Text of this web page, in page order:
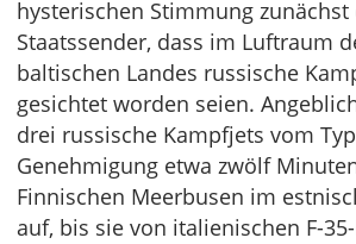
hysterischen Stimmung
Staatssender, dass im Luftraum
baltischen Landes russische
gesichtet worden seien.
drei russische Kampfjets vom
Genehmigung etwa zwölf
Finnischen Meerbusen im
auf, bis sie von italienischen F-